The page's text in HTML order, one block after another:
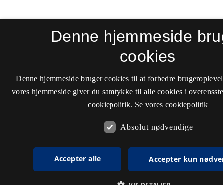
Denne hjemmeside
cookies
Denne hjemmeside bruger cookies til at forbedre
vores hjemmeside giver du samtykke til alle cookies i
cookiepolitik. Se vores cookiepolitik
Absolut nødvendige
Accepter alle Accepter kun